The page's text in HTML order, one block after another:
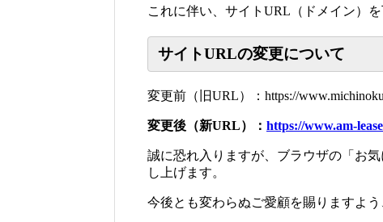
これに伴い、サイトURL（ドメイン）
サイトURLの変更について
変更前（旧URL）：https://
変更後（新URL）： https://www.am-
誠に恐れ入りますが、ブラウザの「お
し上げます。
今後とも変わらぬご愛顧を賜りますよ